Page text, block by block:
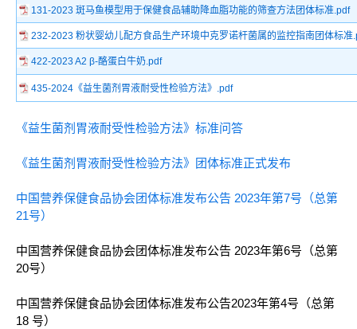
131-2023 斑马鱼模型用于保健食品辅助降血脂功能的筛查方法团体标准.pdf
232-2023 粉状婴幼儿配方食品生产环境中克罗诺杆菌属的监控指南团体标准
422-2023 A2 β-酪蛋白牛奶.pdf
435-2024《益生菌剂胃液耐受性检验方法》.pdf
《益生菌剂胃液耐受性检验方法》标准问答
《益生菌剂胃液耐受性检验方法》团体标准正式发布
中国营养保健食品协会团体标准发布公告 2023年第7号（总第
21号）
中国营养保健食品协会团体标准发布公告 2023年第6号（总第
20号）
中国营养保健食品协会团体标准发布公告2023年第4号（总第
18 号）